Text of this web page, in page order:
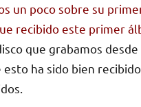
un poco sobre su
recibido este primer
que grabamos
ha sido bien